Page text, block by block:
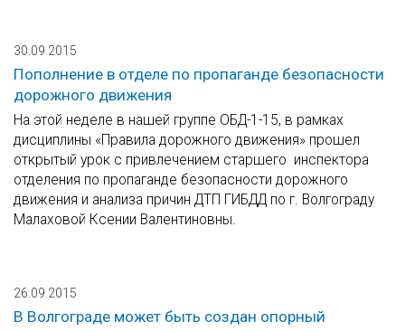
30.09.2015
Пополнение в отделе по пропаганде безопасности
дорожного движения
На этой неделе в нашей группе ОБД-1-15, в рамках
дисциплины «Правила дорожного движения» прошел
открытый урок с привлечением старшего инспектора
отделения по пропаганде безопасности дорожного
движения и анализа причин ДТП ГИБДД по г. Волгограду
Малаховой Ксении Валентиновны.
26.09.2015
В Волгограде может быть создан опорный